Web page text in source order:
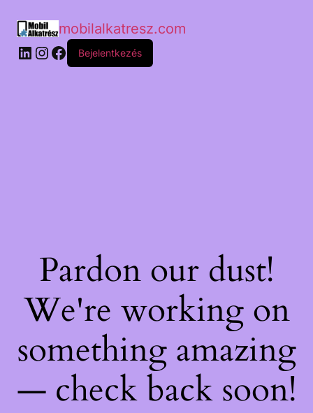
mobilalkatresz.com
Bejelentkezés
Pardon our dust!
We're working on
something amazing
— check back soon!